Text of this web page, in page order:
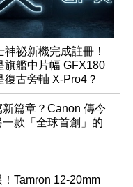
神祕新機完成註冊！
旗艦中片幅 GFX180
復古旁軸 X-Pro4？
篇章？Canon 傳今
款「全球首創」的
Tamron 12-20mm